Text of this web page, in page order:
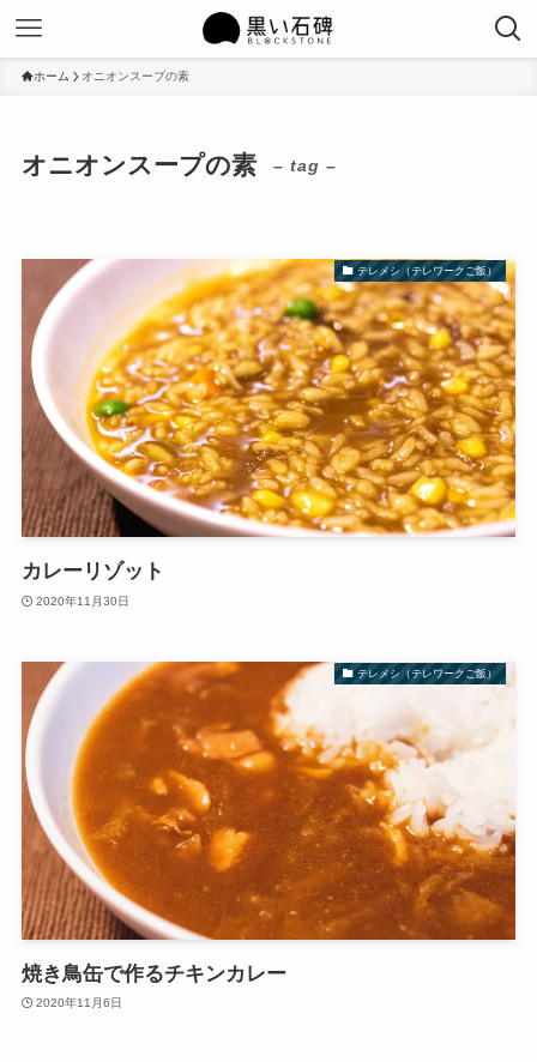
ホーム オニオンスープの素
オニオンスープの素 – tag –
テレメシ（テレワークご飯）
カレーリゾット
2020年11月30日
テレメシ（テレワークご飯）
焼き鳥缶で作るチキンカレー
2020年11月6日